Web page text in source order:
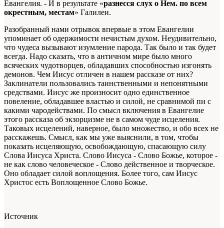
Евангелия. - И в результате «разнесся слух о Нем. по всем
окрестным, местам» Галилеи.
Разобранный нами отрывок впервые в этом Евангелии
упоминает об одержимости нечистым духом. Неудивительно,
что чудеса вызывают изумление парода. Так было и так будет
всегда. Надо сказать, что в античном мире было много
всяческих чудотворцев, обладавших способностью изгонять
демонов. Чем Иисус отличен в нашем рассказе от них?
Заклинатели пользовались таинственными и непонятными
средствами. Иисус же произносит одно единственное
повеление, обладавшее властью и силой, не сравнимой пи с
какими чародействами. По смысл включения в Евангелие
этого рассказа об экзорцизме не в самом чуде исцеления.
Таковых исцелений, наверное, было множество, и обо всех не
расскажешь. Смысл, как мы уже выяснили, в том, чтобы
показать исцеляющую, освобождающую, спасающую силу
Слова Иисуса Христа. Слово Иисуса - Слово Божье, которое -
не как слово человеческое - Слово действенное и творческое.
Оно обладает силой воплощения. Более того, сам Иисус
Христос есть Воплощенное Слово Божье.
Источник